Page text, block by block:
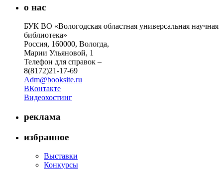
о нас
БУК ВО «Вологодская областная универсальная научная
библиотека»
Россия, 160000, Вологда,
Марии Ульяновой, 1
Телефон для справок –
8(8172)21-17-69
Adm@booksite.ru
ВКонтакте
Видеохостинг
реклама
избранное
Выставки
Конкурсы